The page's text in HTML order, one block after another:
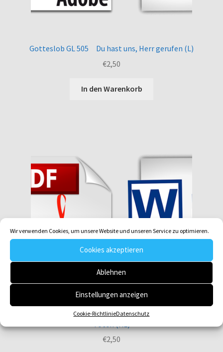
Wir verwenden Cookies, um unsere Website und unseren Service zu optimieren.
Cookies akzeptieren
Ablehnen
Einstellungen anzeigen
Cookie-RichtlinieDatenschutz
Gotteslob GL 505 Du hast uns, Herr gerufen (L)
€2,50
In den Warenkorb
Gotteslob GL 495_8 Herr Jesus, auferstanden von den
€2,50